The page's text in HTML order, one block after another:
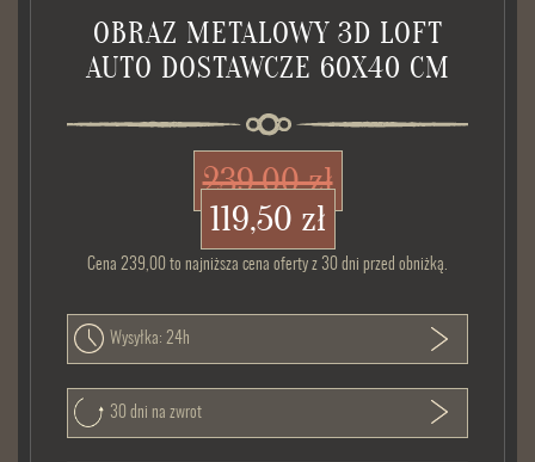
OBRAZ METALOWY 3D LOFT
AUTO DOSTAWCZE 60X40 CM
239,00 zł
119,50 zł
Cena 239,00 to najniższa cena oferty z 30 dni przed obniżką.
Wysyłka: 24h
30 dni na zwrot